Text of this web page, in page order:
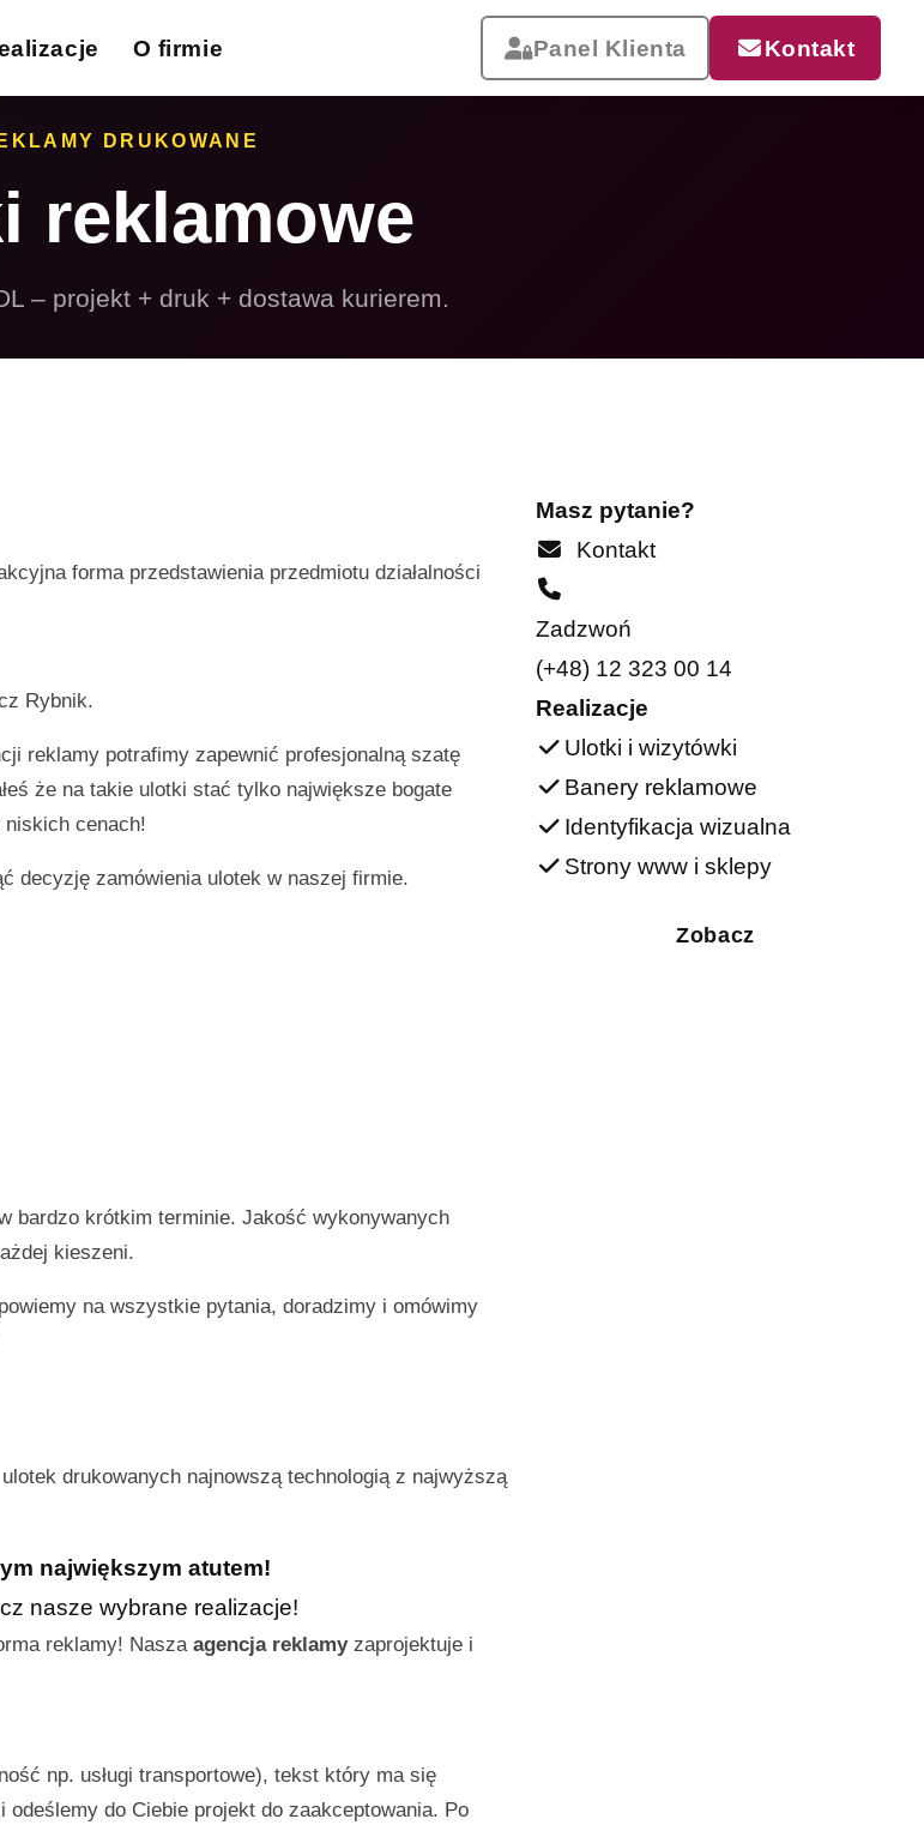
› Ulotki
› Banery wielkoformat.
›
Zobacz całą ofertę
O firmie Panel Klienta Kontakt
DRUKOWANE
reklamowe
– projekt + druk + dostawa kurierem.
forma przedstawienia przedmiotu działalności
Rybnik.
reklamy potrafimy zapewnić profesjonalną szatę
że na takie ulotki stać tylko największe bogate
cenach!
decyzję zamówienia ulotek w naszej firmie.
bardzo krótkim terminie. Jakość wykonywanych
kieszeni.
na wszystkie pytania, doradzimy i omówimy
drukowanych najnowszą technologią z najwyższą
największym atutem!
nasze wybrane realizacje!
reklamy! Nasza agencja reklamyzaprojektuje i
np. usługi transportowe), tekst który ma się
do Ciebie projekt do zaakceptowania. Po
Masz pytanie?
Kontakt
Zadzwoń
(+48) 12 323 00 14
Realizacje
Ulotki i wizytówki
Banery reklamowe
Identyfikacja wizualna
Strony www i sklepy
Zobacz